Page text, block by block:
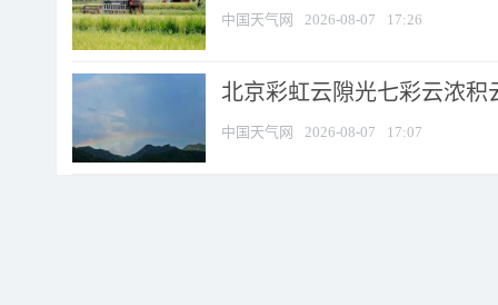
中国天气网 2026-08-07 17:26
北京彩虹云隙光七彩云浓积
中国天气网 2026-08-07 17:07